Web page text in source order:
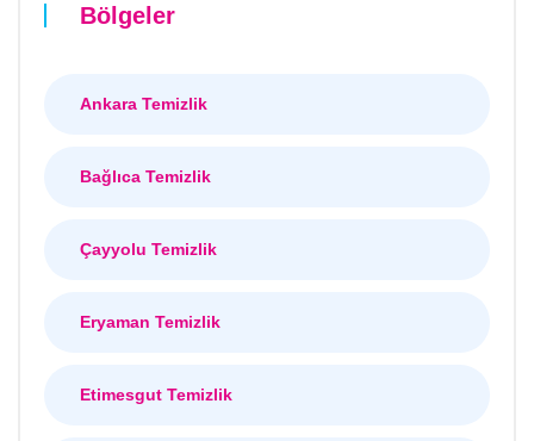
Bölgeler
Ankara Temizlik
Bağlıca Temizlik
Çayyolu Temizlik
Eryaman Temizlik
Etimesgut Temizlik